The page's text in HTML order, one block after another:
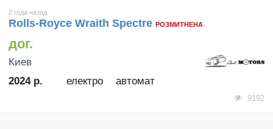
2 года назад
Rolls-Royce Wraith Spectre РОЗМИТНЕНА
дог.
Киев
2024 р.
електро автомат
9192